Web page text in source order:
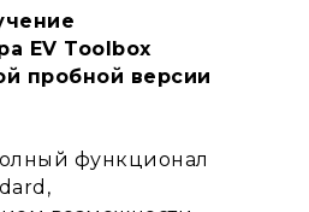
EV Toolbox
пробной версии
функционал